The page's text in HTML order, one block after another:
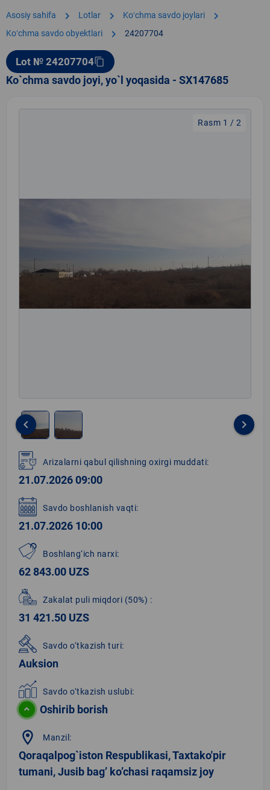
Asosiy sahifa chevron_right Lotlar chevron_right Koʻchma savdo joylari chevron_right
Koʻchma savdo obyektlari chevron_right 24207704
Lot № 24207704content_copy
Ko`chma savdo joyi, yo`l yoqasida - SX147685
Rasm 1 / 2
1
of
2
keyboard_arrow_left keyboard_arrow_right
Arizalarni qabul qilishning oxirgi muddati:
21.07.2026 09:00
Savdo boshlanish vaqti:
21.07.2026 10:00
Boshlang‘ich narxi:
62 843.00 UZS
Zakalat puli miqdori (50%) :
31 421.50 UZS
Savdo o‘tkazish turi:
Auksion
Savdo o‘tkazish uslubi:
Oshirib borish
location_on Manzil:
Qoraqalpog`iston Respublikasi, Taxtako'pir
tumani, Jusib bag’ ko’chasi raqamsiz joy